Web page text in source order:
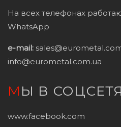
На всех телефонах
WhatsApp
e-mail:
info@eurometal.com.ua
МЫ В
www.facebook.com